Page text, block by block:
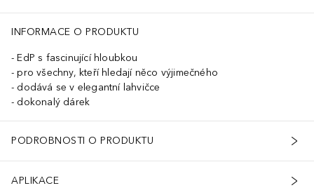
INFORMACE O PRODUKTU
EdP s fascinující hloubkou
pro všechny, kteří hledají něco výjimečného
dodává se v elegantní lahvičce
dokonalý dárek
PODROBNOSTI O PRODUKTU
APLIKACE